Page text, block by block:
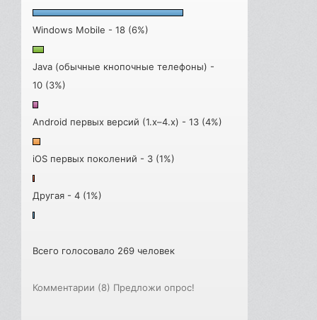
Windows Mobile - 18 (6%)
Java (обычные кнопочные телефоны) -
10 (3%)
Android первых версий (1.x–4.x) - 13 (4%)
iOS первых поколений - 3 (1%)
Другая - 4 (1%)
Всего голосовало 269 человек
Комментарии (8) Предложи опрос!